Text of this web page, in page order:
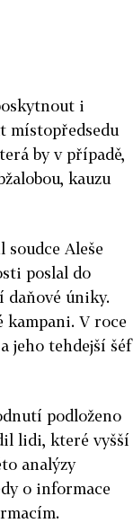
i
místopředsedu
by v případě,
kauzu
Aleše
poslal do
daňové úniky.
kampani. V roce
a jeho tehdejší šéf
podloženo
lidi, které vyšší
analýzy
o informace